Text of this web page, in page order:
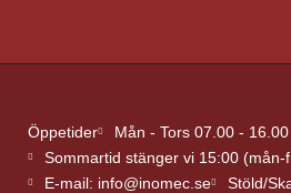
Öppetider Mån - Tors 07.00 - 16.00
Sommartid stänger vi 15:00 (mån-
E-mail: info@inomec.se
Stöld/